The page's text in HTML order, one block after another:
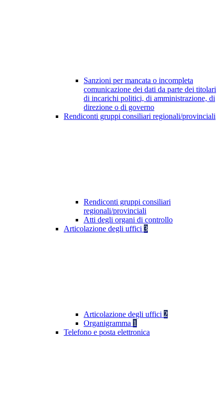
Sanzioni per mancata o incompleta
comunicazione dei dati da parte dei titolari
di incarichi politici, di amministrazione, di
direzione o di governo
Rendiconti gruppi consiliari regionali/provinciali
Rendiconti gruppi consiliari
regionali/provinciali
Atti degli organi di controllo
Articolazione degli uffici 3
Articolazione degli uffici 2
Organigramma 1
Telefono e posta elettronica